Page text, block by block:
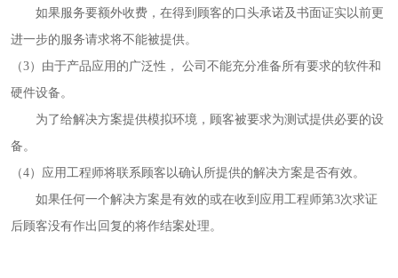
如果服务要额外收费，在得到顾客的口头承诺及书面证实以前更
进一步的服务请求将不能被提供。
（3）由于产品应用的广泛性， 公司不能充分准备所有要求的软件和
硬件设备。
为了给解决方案提供模拟环境，顾客被要求为测试提供必要的设
备。
（4）应用工程师将联系顾客以确认所提供的解决方案是否有效。
如果任何一个解决方案是有效的或在收到应用工程师第3次求证
后顾客没有作出回复的将作结案处理。
配色软件
印刷看样台 哈希HACH检测仪
条码扫描仪维修